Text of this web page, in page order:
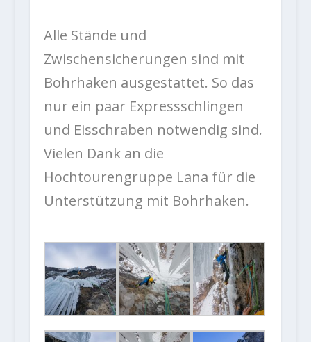
Alle Stände und
Zwischensicherungen sind mit
Bohrhaken ausgestattet. So das
nur ein paar Expressschlingen
und Eisschraben notwendig sind.
Vielen Dank an die
Hochtourengruppe Lana für die
Unterstützung mit Bohrhaken.